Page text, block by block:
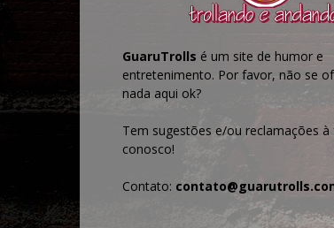
GuaruTrolls é um site de humor e
entretenimento. Por favor, não se
nada aqui ok?
Tem sugestões e/ou reclamações à
conosco!
Contato: